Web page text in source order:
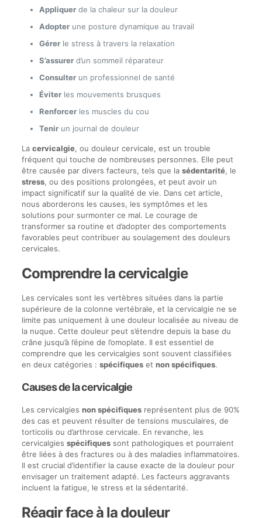
Appliquerde la chaleur sur la douleur
Adopterune posture dynamique au travail
Gérerle stress à travers la relaxation
S’assurerd’un sommeil réparateur
Consulterun professionnel de santé
Éviterles mouvements brusques
Renforcerles muscles du cou
Tenirun journal de douleur
La cervicalgie, ou douleur cervicale, est un trouble
fréquent qui touche de nombreuses personnes. Elle peut
être causée par divers facteurs, tels que la sédentarité, le
stress, ou des positions prolongées, et peut avoir un
impact significatif sur la qualité de vie. Dans cet article,
nous aborderons les causes, les symptômes et les
solutions pour surmonter ce mal. Le courage de
transformer sa routine et d’adopter des comportements
favorables peut contribuer au soulagement des douleurs
cervicales.
Comprendre la cervicalgie
Les cervicales sont les vertèbres situées dans la partie
supérieure de la colonne vertébrale, et la cervicalgie ne se
limite pas uniquement à une douleur localisée au niveau de
la nuque. Cette douleur peut s’étendre depuis la base du
crâne jusqu’à l’épine de l’omoplate. Il est essentiel de
comprendre que les cervicalgies sont souvent classifiées
en deux catégories : spécifiqueset non spécifiques.
Causes de la cervicalgie
Les cervicalgies non spécifiquesreprésentent plus de 90%
des cas et peuvent résulter de tensions musculaires, de
torticolis ou d’arthrose cervicale. En revanche, les
cervicalgies spécifiquessont pathologiques et pourraient
être liées à des fractures ou à des maladies inflammatoires.
Il est crucial d’identifier la cause exacte de la douleur pour
envisager un traitement adapté. Les facteurs aggravants
incluent la fatigue, le stress et la sédentarité.
Réagir face à la douleur